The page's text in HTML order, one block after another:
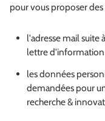
pour vous proposer des
l'adresse mail
lettre
les données
demandées pour
recherche &